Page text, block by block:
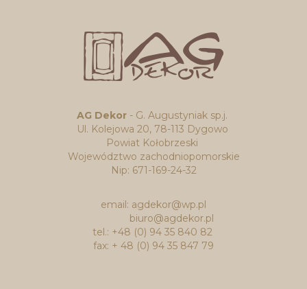
AG Dekor - G. Augustyniak sp.j.
Ul. Kolejowa 20, 78-113 Dygowo
Powiat Kołobrzeski
Województwo zachodniopomorskie
Nip: 671-169-24-32
email: agdekor@wp.pl
biuro@agdekor.pl
tel.: +48 (0) 94 35 840 82
fax: + 48 (0) 94 35 847 79